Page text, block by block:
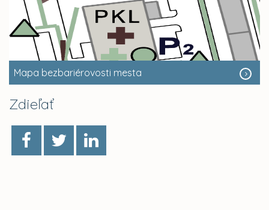
Mapa bezbariérovosti mesta
Zdieľať